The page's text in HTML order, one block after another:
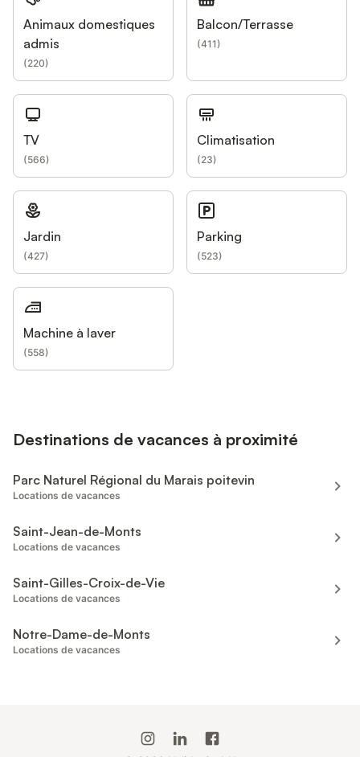
Animaux domestiques
admis
(220)
Balcon/Terrasse
(411)
TV
(566)
Climatisation
(23)
Jardin
(427)
Parking
(523)
Machine à laver
(558)
Destinations de vacances à proximité
Parc Naturel Régional du Marais poitevin
Locations de vacances
Saint-Jean-de-Monts
Locations de vacances
Saint-Gilles-Croix-de-Vie
Locations de vacances
Notre-Dame-de-Monts
Locations de vacances